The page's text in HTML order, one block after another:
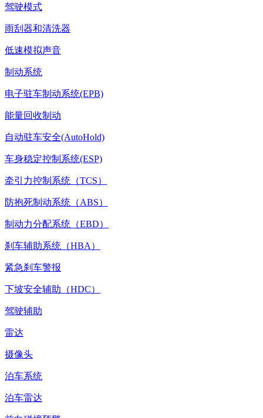
驾驶模式
雨刮器和清洗器
低速模拟声音
制动系统
电子驻车制动系统(EPB)
能量回收制动
自动驻车安全(AutoHold)
车身稳定控制系统(ESP)
牵引力控制系统（TCS）
防抱死制动系统（ABS）
制动力分配系统（EBD）
刹车辅助系统（HBA）
紧急刹车警报
下坡安全辅助（HDC）
驾驶辅助
雷达
摄像头
泊车系统
泊车雷达